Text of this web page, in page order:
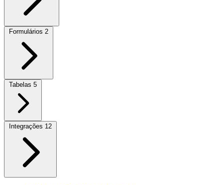
Formulários 2
Tabelas 5
Integrações 12